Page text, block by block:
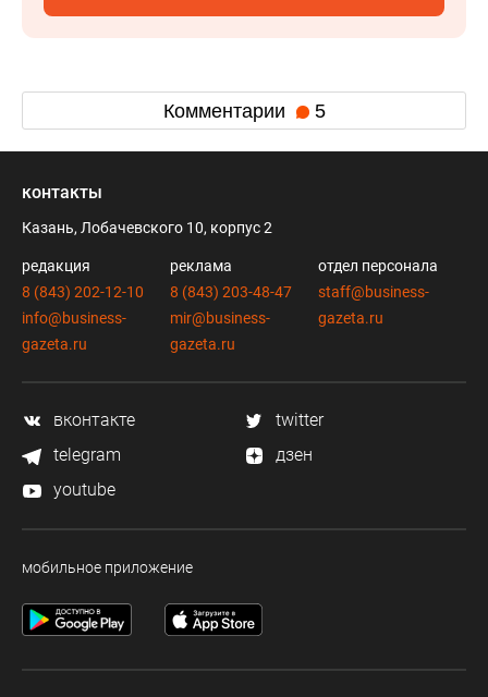
Комментарии 5
контакты
Казань, Лобачевского 10, корпус 2
редакция
8 (843) 202-12-10
info@business-
gazeta.ru
реклама
8 (843) 203-48-47
mir@business-
gazeta.ru
отдел персонала
staff@business-
gazeta.ru
вконтакте
twitter
telegram
дзен
youtube
мобильное приложение